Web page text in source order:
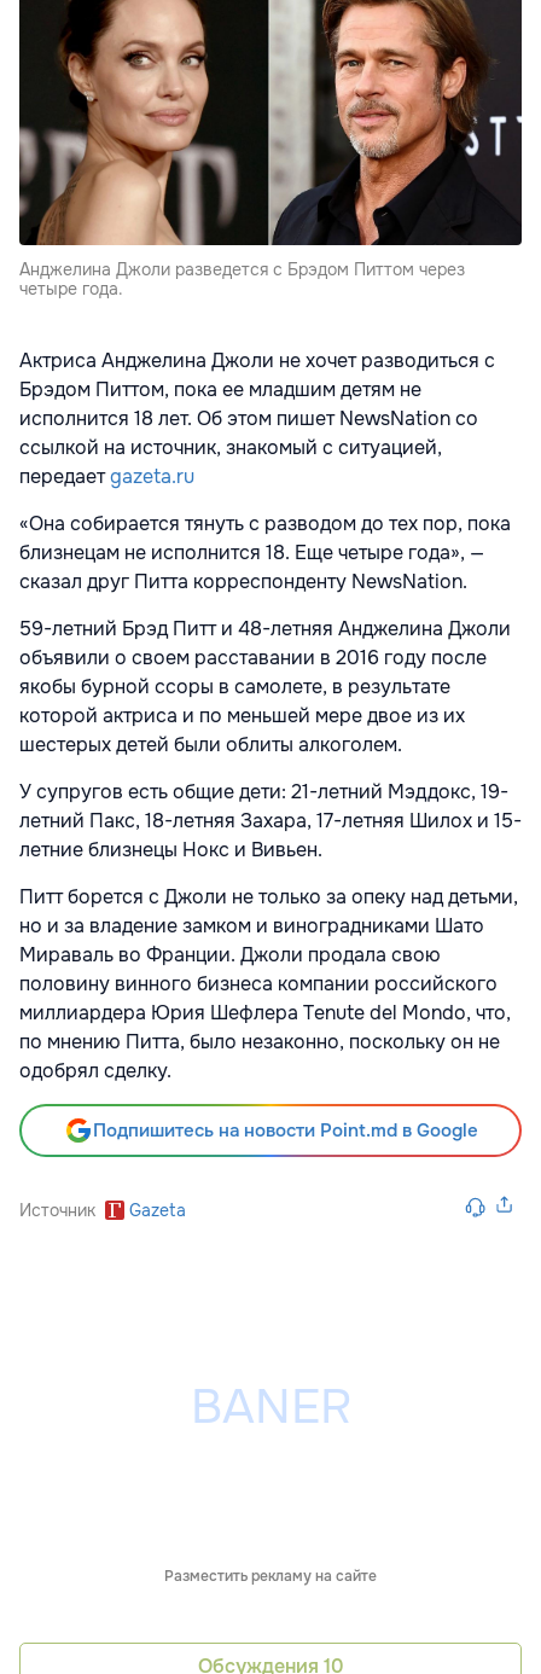
Анджелина Джоли разведется с Брэдом Питтом через
четыре года.
Актриса Анджелина Джоли не хочет разводиться с
Брэдом Питтом, пока ее младшим детям не
исполнится 18 лет. Об этом пишет NewsNation со
ссылкой на источник, знакомый с ситуацией,
передаетgazeta.ru
«Она собирается тянуть с разводом до тех пор, пока
близнецам не исполнится 18. Еще четыре года», —
сказал друг Питта корреспонденту NewsNation.
59-летний Брэд Питт и 48-летняя Анджелина Джоли
объявили о своем расставании в 2016 году после
якобы бурной ссоры в самолете, в результате
которой актриса и по меньшей мере двое из их
шестерых детей были облиты алкоголем.
У супругов есть общие дети: 21-летний Мэддокс, 19-
летний Пакс, 18-летняя Захара, 17-летняя Шилох и 15-
летние близнецы Нокс и Вивьен.
Питт борется с Джоли не только за опеку над детьми,
но и за владение замком и виноградниками Шато
Мираваль во Франции. Джоли продала свою
половину винного бизнеса компании российского
миллиардера Юрия Шефлера Tenute del Mondo, что,
по мнению Питта, было незаконно, поскольку он не
одобрял сделку.
Подпишитесь на новости Point.md в Google
Источник Gazeta
Разместить рекламу на сайте
Обсуждения 10